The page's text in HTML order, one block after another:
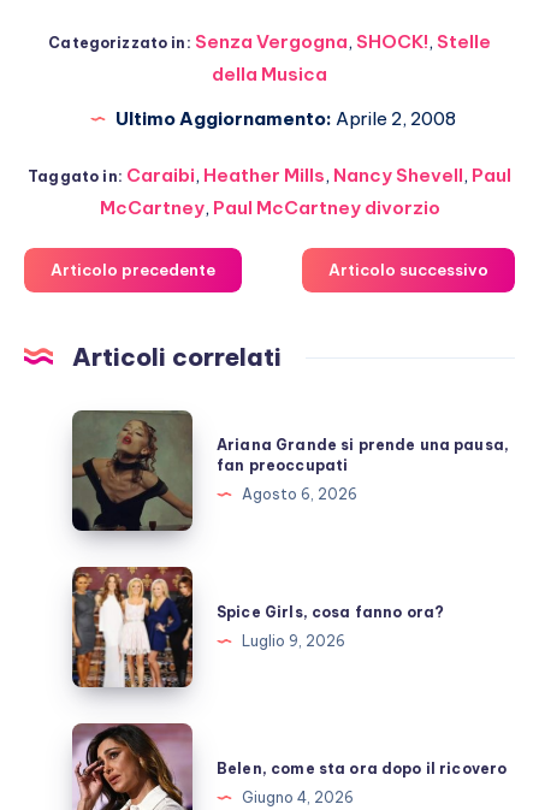
Categorizzato in: Senza Vergogna, SHOCK!, Stelle
della Musica
Ultimo Aggiornamento: Aprile 2, 2008
Taggato in: Caraibi, Heather Mills, Nancy Shevell, Paul
McCartney, Paul McCartney divorzio
Articolo precedente Articolo successivo
Articoli correlati
Ariana
Grande
si
prende
una
pausa,
fan
preoccupati
Ariana Grande si prende una pausa,
fan preoccupati
Agosto 6, 2026
Spice
Girls,
cosa
fanno
ora?
Spice Girls, cosa fanno ora?
Luglio 9, 2026
Belen,
come
sta
Belen, come sta ora dopo il ricovero
Giugno 4, 2026